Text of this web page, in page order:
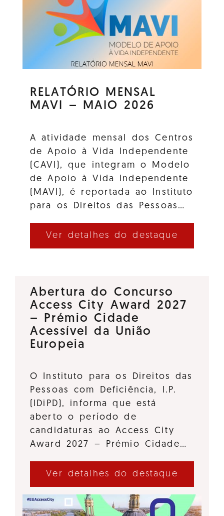
RELATÓRIO MENSAL
MAVI – MAIO 2026
A atividade mensal dos Centros
de Apoio à Vida Independente
(CAVI), que integram o Modelo
de Apoio à Vida Independente
(MAVI), é reportada ao Instituto
para os Direitos das Pessoas…
Ver detalhes do destaque
Abertura do Concurso
Access City Award 2027
– Prémio Cidade
Acessível da União
Europeia
O Instituto para os Direitos das
Pessoas com Deficiência, I.P.
(IDiPD), informa que está
aberto o período de
candidaturas ao Access City
Award 2027 – Prémio Cidade…
Ver detalhes do destaque